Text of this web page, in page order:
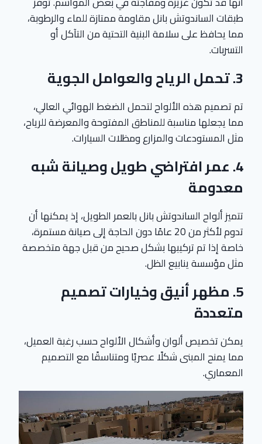
طبقات الساندوتش بانل مقاومة ممتازة للماء والرطوبة،
مما يحافظ على سلامة البنية التحتية من التآكل أو
التسربات.
3. تحمل الرياح والعوامل الجوية
تم تصميم هذه الألواح لتحمل الضغط الهوائي العالي،
مما يجعلها مناسبة للمناطق المفتوحة والمعرضة للرياح،
مثل المستودعات والمزارع ومظلات السيارات.
4. عمر افتراضي طويل وصيانة شبه
معدومة
تتميز ألواح الساندوتش بانل بالعمر الطويل، إذ يمكنها أن
تدوم لأكثر من 20 عامًا دون الحاجة إلى صيانة مستمرة،
خاصة إذا تم تركيبها بشكل صحيح من قبل جهة متخصصة
مثل مؤسسة ينابيع الظل.
5. مظهر أنيق وخيارات تصميم
متعددة
يمكن تخصيص ألوان وأشكال الألواح حسب رغبة العميل،
مما يمنح المبنى شكلًا عصريًا ومتناسقًا مع التصميم
المعماري.